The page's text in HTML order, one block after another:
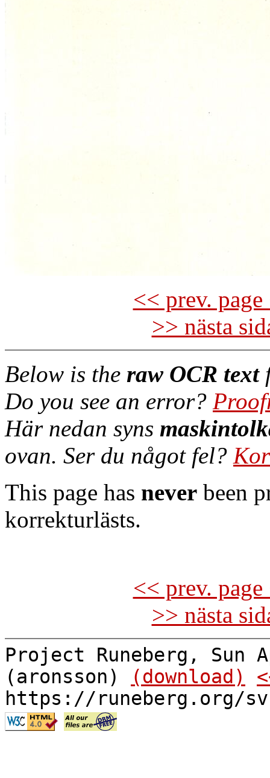
<< prev.
>> nästa
Below is the raw OCR text
Do you see an error?
Här nedan syns
ovan. Ser du något fel?
This page has never been
korrekturlästs.
<< prev.
>> nästa
Project Runeberg, Sun
(aronsson)
(download)
https://runeberg.org/